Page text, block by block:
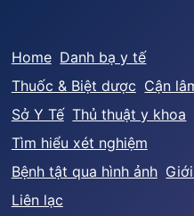
Home Danh bạ y tế
Thuốc & Biệt dược Cận
Sở Y Tế Thủ thuật y khoa
Tìm hiểu xét nghiệm
Bệnh tật qua hình ảnh
Liên lạc